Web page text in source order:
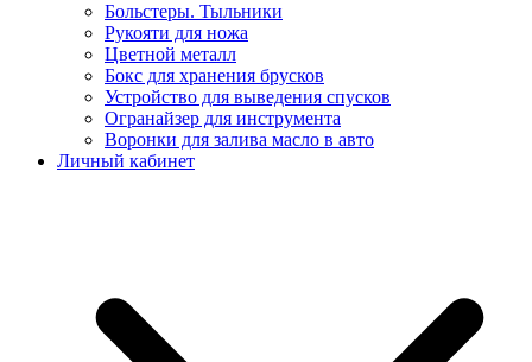
Больстеры. Тыльники
Рукояти для ножа
Цветной металл
Бокс для хранения брусков
Устройство для выведения спусков
Огранайзер для инструмента
Воронки для залива масло в авто
Личный кабинет